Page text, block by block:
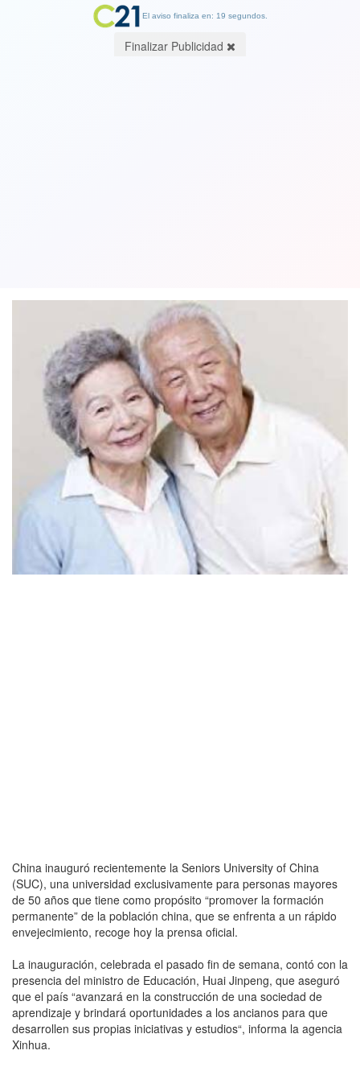
China inauguró recientemente la Seniors University of China
(SUC), una universidad exclusivamente para personas mayores
de 50 años que tiene como propósito “promover la formación
permanente” de la población china, que se enfrenta a un rápido
envejecimiento, recoge hoy la prensa oficial.
La inauguración, celebrada el pasado fin de semana, contó con la
presencia del ministro de Educación, Huai Jinpeng, que aseguró
que el país “avanzará en la construcción de una sociedad de
aprendizaje y brindará oportunidades a los ancianos para que
desarrollen sus propias iniciativas y estudios“, informa la agencia
Xinhua.
El aviso finaliza en: 19 segundos.
Finalizar Publicidad